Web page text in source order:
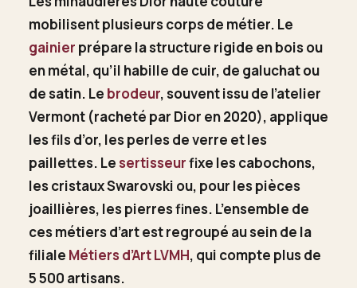
mobilisent plusieurs corps de métier. Le
gainier prépare la structure rigide en bois ou
en métal, qu’il habille de cuir, de galuchat ou
de satin. Le brodeur, souvent issu de l’atelier
Vermont (racheté par Dior en 2020), applique
les fils d’or, les perles de verre et les
paillettes. Le sertisseurfixe les cabochons,
les cristaux Swarovski ou, pour les pièces
joaillières, les pierres fines. L’ensemble de
ces métiers d’art est regroupé au sein de la
filiale Métiers d’Art LVMH, qui compte plus de
5 500 artisans.